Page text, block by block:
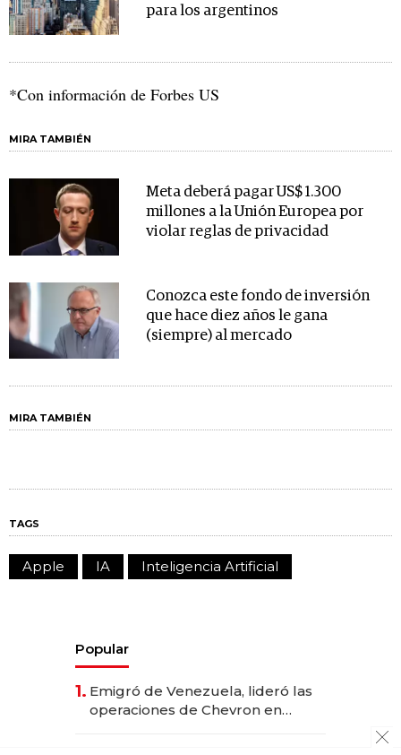
para los argentinos
*Con información de Forbes US
MIRA TAMBIÉN
Meta deberá pagar US$ 1.300
millones a la Unión Europea por
violar reglas de privacidad
Conozca este fondo de inversión
que hace diez años le gana
(siempre) al mercado
MIRA TAMBIÉN
TAGS
Apple IA Inteligencia Artificial
Popular
1. Emigró de Venezuela, lideró las
operaciones de Chevron en